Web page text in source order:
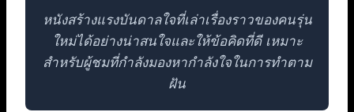
หนังสร้างแรงบันดาลใจที่เล่าเรื่องราวของคนรุ่น
ใหม่ได้อย่างน่าสนใจและให้ข้อคิดที่ดี เหมาะ
สำหรับผู้ชมที่กำลังมองหากำลังใจในการทำตาม
ฝัน